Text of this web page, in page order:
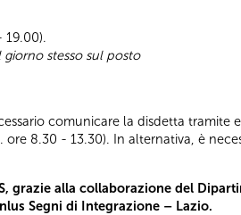
19.00).
stesso sul posto
comunicare la disdetta tramite
8.30 - 13.30). In alternativa, è
grazie alla collaborazione del
Segni di Integrazione – Lazio.